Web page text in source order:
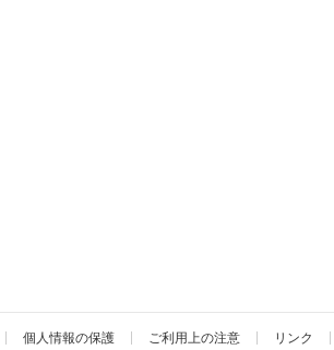
個人情報の保護 ご利用上の注意 リンク